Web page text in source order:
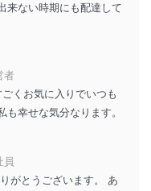
国が定める指針及び
社の管理の仕組み
性を確保するため
き損の防止及び是
来ない時期にも配達して
者
くお気に入りでいつも
幸せな気分なります。
員
がとうございます。 あ